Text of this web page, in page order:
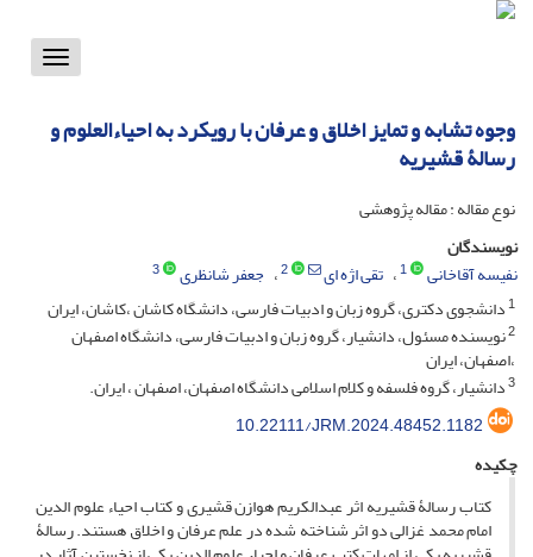
Toggle
وجوه تشابه و تمایز اخلاق و عرفان با رویکرد به احیاءالعلوم و
رسالۀ قشیریه
نوع مقاله : مقاله پژوهشی
نویسندگان
نفیسه آقاخانی
1 تقی اژه ای 2 جعفر شانظری
3
1دانشجوی دکتری، گروه زبان و ادبیات فارسی، دانشگاه کاشان ،کاشان، ایران
2نویسنده مسئول، دانشیار، گروه زبان و ادبیات فارسی، دانشگاه اصفهان
،اصفهان، ایران
3دانشیار، گروه فلسفه و کلام اسلامی دانشگاه اصفهان، اصفهان ، ایران.
10.22111/JRM.2024.48452.1182
چکیده
کتاب رسالۀ ‌قشیریه اثر عبدالکریم‌ هوازن قشیری و کتاب احیاء علوم ‌الدین
امام‌ محمد غزالی دو اثر شناخته‌ شده در علم عرفان و اخلاق هستند. رسالۀ